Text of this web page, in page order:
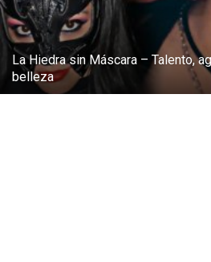
La Hiedra sin Máscara – Talento,
belleza